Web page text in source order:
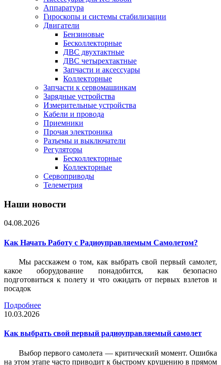
Аппаратура
Гироскопы и системы стабилизации
Двигатели
Бензиновые
Бесколлекторные
ДВС двухтактные
ДВС четырехтактные
Запчасти и аксессуары
Коллекторные
Запчасти к сервомашинкам
Зарядные устройства
Измерительные устройства
Кабели и провода
Приемники
Прочая электроника
Разъемы и выключатели
Регуляторы
Бесколлекторные
Коллекторные
Сервоприводы
Телеметрия
Наши новости
04.08.2026
Как Начать Работу с Радиоуправляемым Самолетом?
Мы расскажем о том, как выбрать свой первый самолет,
какое оборудование понадобится, как безопасно
подготовиться к полету и что ожидать от первых взлетов и
посадок
Подробнее
10.03.2026
Как выбрать свой первый радиоуправляемый самолет
Выбор первого самолета — критический момент. Ошибка
на этом этапе часто приводит к быстрому крушению в прямом